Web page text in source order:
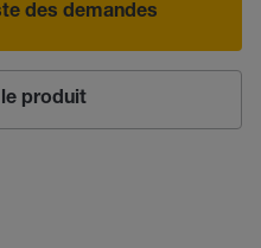
des demandes
produit